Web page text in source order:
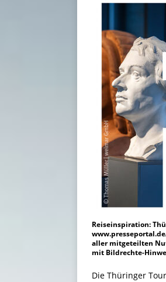
Reiseinspiration:
aller mitgeteilten
mit Bildrechte-
Die Thüringer